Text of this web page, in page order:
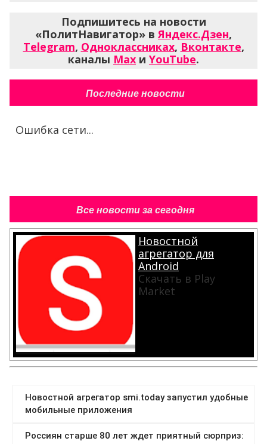
Подпишитесь на новости
«ПолитНавигатор» вЯндекс.Дзен,
Telegram, Одноклассниках, Вконтакте,
каналы Max и YouTube.
Последние новости
Ошибка сети...
Все новости за сегодня
Новостной
агрегатор для
Android
Скачать в Play
Market